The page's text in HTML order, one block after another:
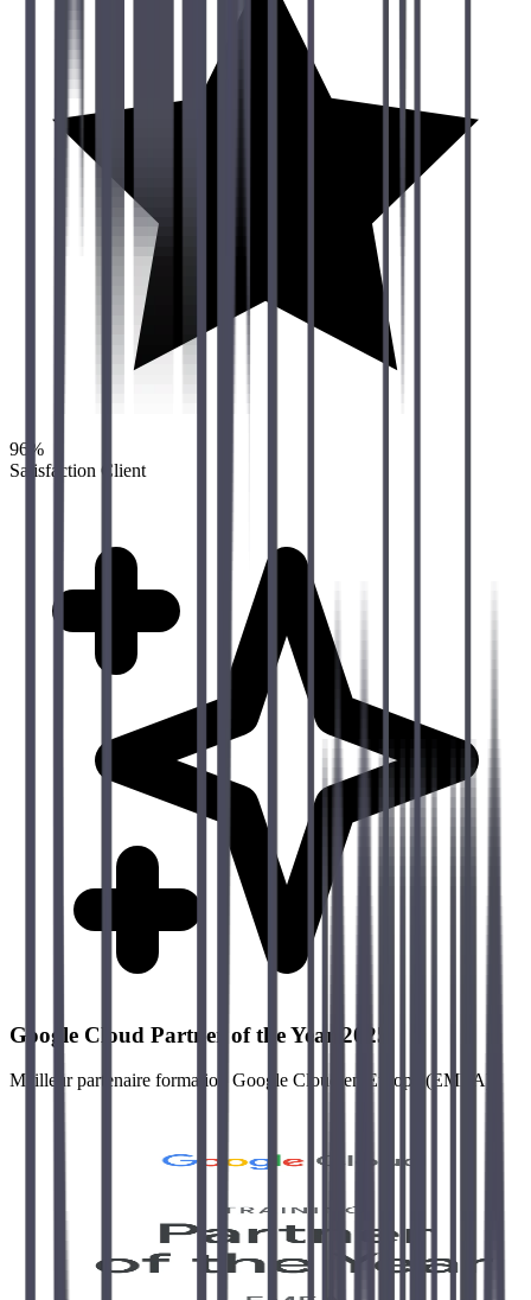
96%
Satisfaction Client
Google Cloud Partner of the Year 2025
Meilleur partenaire formation Google Cloud en Europe (EMEA).